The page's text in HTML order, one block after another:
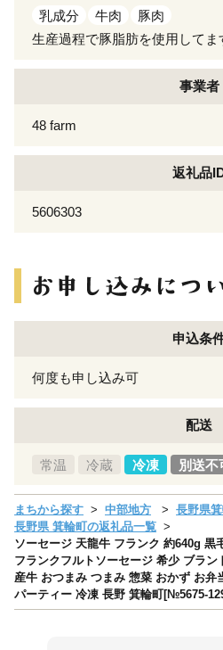
乳成分 牛肉
豚肉
生産過程で豚脂肪を使用してま
事業者
48 farm
返礼品
5606303
申込条
何度も申し込み可
配送
常温 冷蔵 冷凍 別送不
まちから探す 中部地方
長野県
長野県 箕輪町の返礼品一覧
ソーセージ 天龍牛 フランク 約640g 黒
フランクフルトソーセージ 希少 ブラ
産牛 おつまみ つまみ 惣菜 おかず お
パーティー 冷凍 長野 箕輪町[№5675-